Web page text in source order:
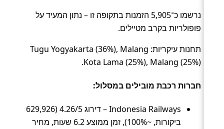
נרשמו כ־5,905 הזמנות בתקופה זו – נתון המעיד על
פופולריות בקרב מטיילים.
תחנות עיקריות: Tugu Yogyakarta (36%), Malang
Kota Lama (25%), Malang (25%).
חברות רכבת מובילים במסלול:
Indonesia Railways – דירוג 4.26/5 (629,926
ביקורות, ~100%), זמן ממוצע 6.2 שעות, מחיר